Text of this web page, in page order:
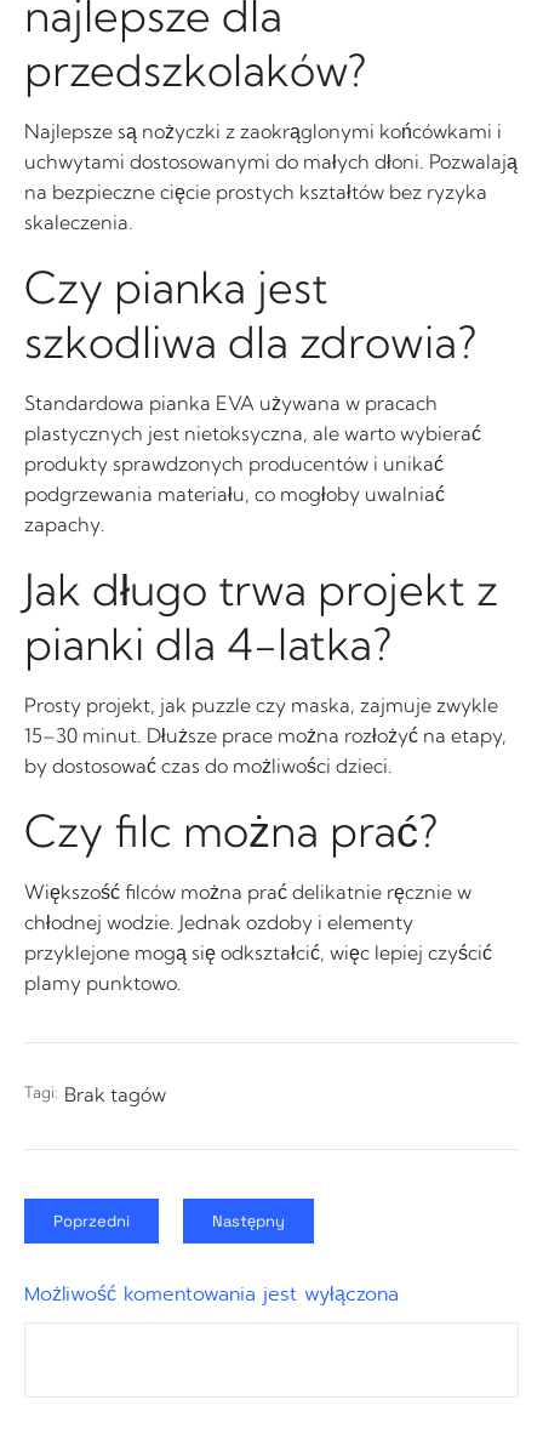
najlepsze dla
przedszkolaków?
Najlepsze są nożyczki z zaokrąglonymi końcówkami i
uchwytami dostosowanymi do małych dłoni. Pozwalają
na bezpieczne cięcie prostych kształtów bez ryzyka
skaleczenia.
Czy pianka jest
szkodliwa dla zdrowia?
Standardowa pianka EVA używana w pracach
plastycznych jest nietoksyczna, ale warto wybierać
produkty sprawdzonych producentów i unikać
podgrzewania materiału, co mogłoby uwalniać
zapachy.
Jak długo trwa projekt z
pianki dla 4-latka?
Prosty projekt, jak puzzle czy maska, zajmuje zwykle
15–30 minut. Dłuższe prace można rozłożyć na etapy,
by dostosować czas do możliwości dzieci.
Czy filc można prać?
Większość filców można prać delikatnie ręcznie w
chłodnej wodzie. Jednak ozdoby i elementy
przyklejone mogą się odkształcić, więc lepiej czyścić
plamy punktowo.
Tagi: Brak tagów
Poprzedni Następny
Możliwość komentowania jest wyłączona